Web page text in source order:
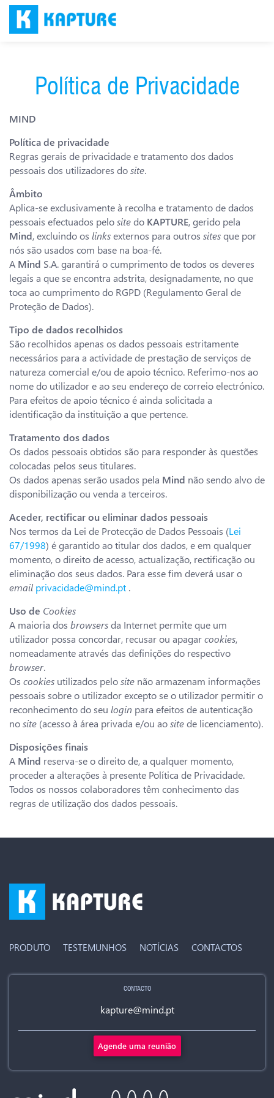
Política de Privacidade
MIND
Política de privacidade
Regras gerais de privacidade e tratamento dos dados
pessoais dos utilizadores dosite.
Âmbito
Aplica-se exclusivamente à recolha e tratamento de dados
pessoais efectuados pelositedo KAPTURE, gerido pela
Mind, excluindo os linksexternos para outros sitesque por
nós são usados com base na boa-fé.
A Mind S.A. garantirá o cumprimento de todos os deveres
legais a que se encontra adstrita, designadamente, no que
toca ao cumprimento do RGPD (Regulamento Geral de
Proteção de Dados).
Tipo de dados recolhidos
São recolhidos apenas os dados pessoais estritamente
necessários para a actividade de prestação de serviços de
natureza comercial e/ou de apoio técnico. Referimo-nos ao
nome do utilizador e ao seu endereço de correio electrónico.
Para efeitos de apoio técnico é ainda solicitada a
identificação da instituição a que pertence.
Tratamento dos dados
Os dados pessoais obtidos são para responder às questões
colocadas pelos seus titulares.
Os dados apenas serão usados pela Mind não sendo alvo de
disponibilização ou venda a terceiros.
Aceder, rectificar ou eliminar dados pessoais
Nos termos da Lei de Protecção de Dados Pessoais (Lei
67/1998) é garantido ao titular dos dados, e em qualquer
momento, o direito de acesso, actualização, rectificação ou
eliminação dos seus dados. Para esse fim deverá usar o
email privacidade@mind.pt .
Uso de Cookies
A maioria dos browsersda Internet permite que um
utilizador possa concordar, recusar ou apagarcookies,
nomeadamente através das definições do respectivo
browser.
Os cookies utilizados pelosite não armazenam informações
pessoais sobre o utilizador excepto se o utilizador permitir o
reconhecimento do seu login para efeitos de autenticação
nosite (acesso à área privada e/ou aositede licenciamento).
Disposições finais
A Mind reserva-se o direito de, a qualquer momento,
proceder a alterações à presente Política de Privacidade.
Todos os nossos colaboradores têm conhecimento das
regras de utilização dos dados pessoais.
PRODUTO TESTEMUNHOS NOTÍCIAS CONTACTOS
CONTACTO
kapture@mind.pt
Agende uma reunião